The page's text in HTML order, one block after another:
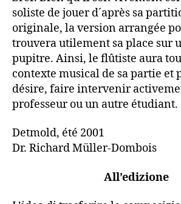
soliste de jouer d´après sa
originale, la version arrangée
trouvera utilement sa place sur
pupitre. Ainsi, le flûtiste aura
contexte musical de sa partie et
désire, faire intervenir
professeur ou un autre étudiant.
Detmold, été 2001
Dr. Richard Müller-Dombois
All’edizione